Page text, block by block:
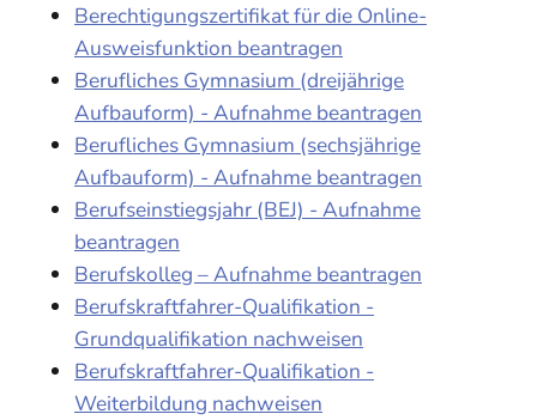
Berechtigungszertifikat für die Online-
Ausweisfunktion beantragen
Berufliches Gymnasium (dreijährige
Aufbauform) - Aufnahme beantragen
Berufliches Gymnasium (sechsjährige
Aufbauform) - Aufnahme beantragen
Berufseinstiegsjahr (BEJ) - Aufnahme
beantragen
Berufskolleg – Aufnahme beantragen
Berufskraftfahrer-Qualifikation -
Grundqualifikation nachweisen
Berufskraftfahrer-Qualifikation -
Weiterbildung nachweisen